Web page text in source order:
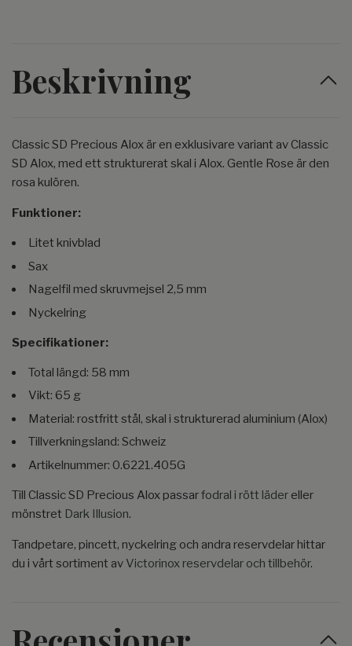
Beskrivning
Classic SD Precious Alox är en exklusivare variant av Classic
SD Alox, med ett strukturerat skal i Alox. Gentle Rose är den
rosa kulören.
Funktioner:
Litet knivblad
Sax
Nagelfil med skruvmejsel 2,5 mm
Nyckelring
Specifikationer:
Total längd: 58 mm
Vikt: 65 g
Material: rostfritt stål, skal i strukturerad aluminium (Alox)
Tillverkningsland: Schweiz
Artikelnummer: 0.6221.405G
Till Classic SD Precious Alox passarfodral i rött läder eller
mönstret Dark Illusion.
Tandpetare, pincett, nyckelring och andra reservdelar hittar
du i vårt sortiment av Victorinox reservdelar och tillbehör.